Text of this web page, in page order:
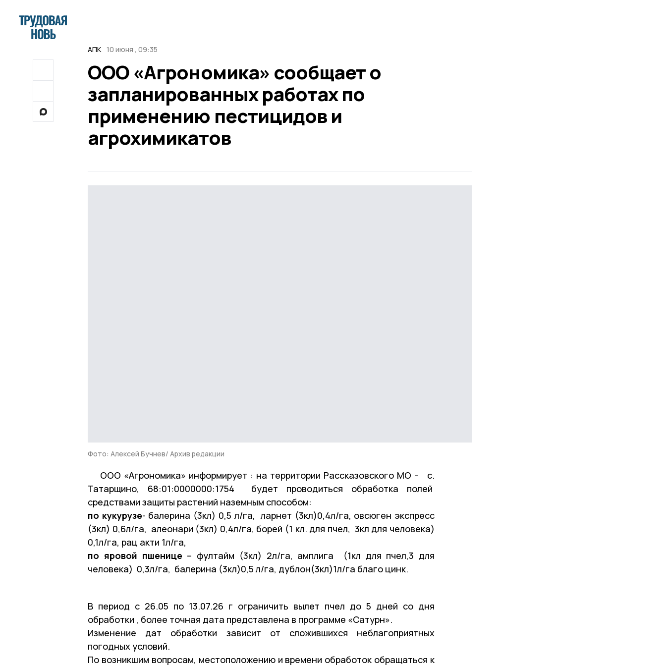
АПК 10 июня , 09:35
ООО «Агрономика» сообщает о
запланированных работах по
применению пестицидов и
агрохимикатов
Фото: Алексей Бучнев/ Архив редакции
ООО «Агрономика» информирует : на территории Рассказовского МО - с.
Татарщино, 68:01:0000000:1754 будет проводиться обработка полей
средствами защиты растений наземным способом:
по кукурузе- балерина (3кл) 0,5 л/га, ларнет (3кл)0,4л/га, овсюген экспресс
(3кл) 0,6л/га, алеонари (3кл) 0,4л/га, борей (1 кл. для пчел, 3кл для человека)
0,1л/га, рац акти 1л/га,
по яровой пшенице – фултайм (3кл) 2л/га, амплига (1кл для пчел,3 для
человека) 0,3л/га, балерина (3кл)0,5 л/га, дублон(3кл)1л/га благо цинк.
В период с 26.05 по 13.07.26 г ограничить вылет пчел до 5 дней со дня
обработки , более точная дата представлена в программе «Сатурн».
Изменение дат обработки зависит от сложившихся неблагоприятных
погодных условий.
По возникшим вопросам, местоположению и времени обработок обращаться к